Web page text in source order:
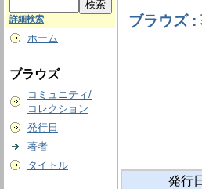
詳細検索
ホーム
ブラウズ
コミュニティ/
コレクション
発行日
著者
タイトル
ブラウズ :
発行日